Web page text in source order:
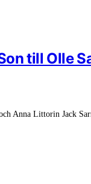
till Olle
Anna Littorin Jack